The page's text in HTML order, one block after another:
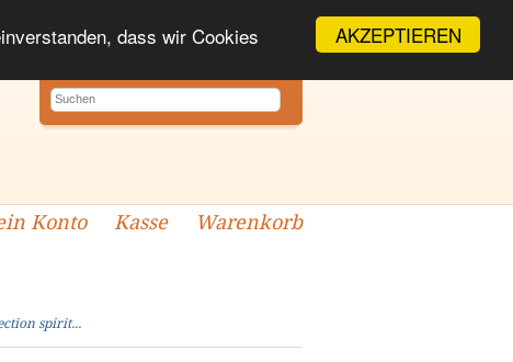
AKZEPTIEREN
dass wir Cookies
Konto Kasse Warenkorb
spirit...